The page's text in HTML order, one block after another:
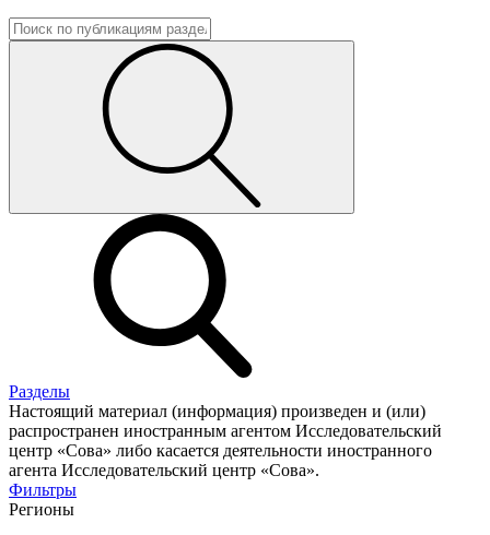
Разделы
Настоящий материал (информация) произведен и (или)
распространен иностранным агентом Исследовательский
центр «Сова» либо касается деятельности иностранного
агента Исследовательский центр «Сова».
Фильтры
Регионы